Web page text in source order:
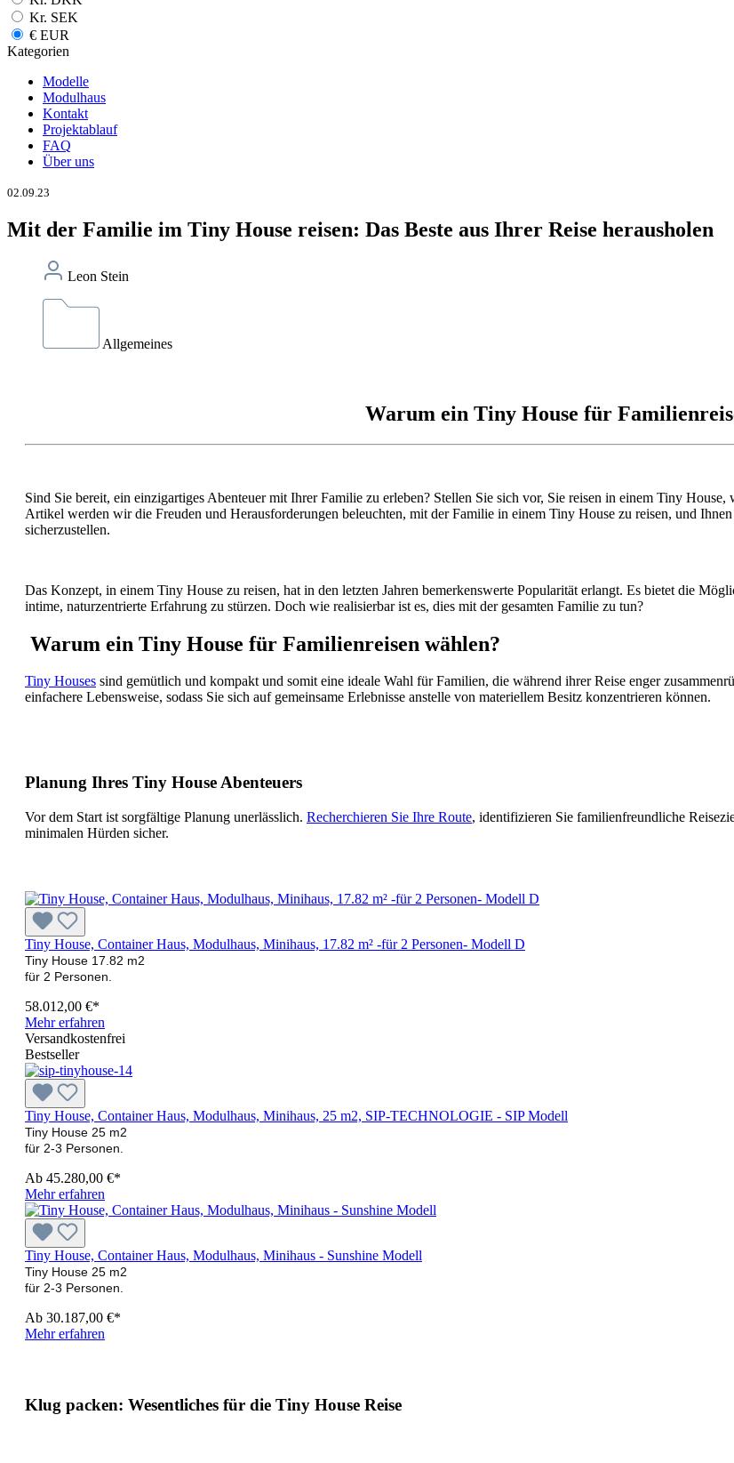
Kr. SEK
€ EUR
Kategorien
Modelle
Modulhaus
Kontakt
Projektablauf
FAQ
Über uns
02.09.23
Mit der Familie im Tiny House reisen: Das Beste aus Ihrer Reise herausholen
Leon Stein
Allgemeines
Warum ein Tiny House für
Sind Sie bereit, ein einzigartiges Abenteuer mit Ihrer Familie zu erleben? Stellen Sie sich vor, Sie reisen in einem Tiny
Artikel werden wir die Freuden und Herausforderungen beleuchten, mit der Familie in einem Tiny House zu reisen, und
sicherzustellen.
Das Konzept, in einem Tiny House zu reisen, hat in den letzten Jahren bemerkenswerte Popularität erlangt. Es bietet die
intime, naturzentrierte Erfahrung zu stürzen. Doch wie realisierbar ist es, dies mit der gesamten Familie zu tun?
Warum ein Tiny House für Familienreisen wählen?
Tiny Houses sind gemütlich und kompakt und somit eine ideale Wahl für Familien, die während ihrer Reise enger
einfachere Lebensweise, sodass Sie sich auf gemeinsame Erlebnisse anstelle von materiellem Besitz konzentrieren können.
Planung Ihres Tiny House Abenteuers
Vor dem Start ist sorgfältige Planung unerlässlich. Recherchieren Sie Ihre Route, identifizieren Sie familienfreundliche
minimalen Hürden sicher.
Tiny House, Container Haus, Modulhaus, Minihaus, 17.82 m² -für 2 Personen- Modell D
Tiny House 17.82 m2
für 2 Personen.
58.012,00 €*
Mehr erfahren
Versandkostenfrei
Bestseller
Tiny House, Container Haus, Modulhaus, Minihaus, 25 m2, SIP-TECHNOLOGIE - SIP Modell
Tiny House 25 m2
für 2-3 Personen.
Ab 45.280,00 €*
Mehr erfahren
Tiny House, Container Haus, Modulhaus, Minihaus - Sunshine Modell
Tiny House 25 m2
für 2-3 Personen.
Ab 30.187,00 €*
Mehr erfahren
Klug packen: Wesentliches für die Tiny House Reise